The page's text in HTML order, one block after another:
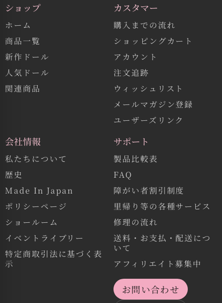
ショップ
ホーム
商品一覧
新作ドール
人気ドール
関連商品
カスタマー
購入までの流れ
ショッピングカート
アカウント
注文追跡
ウィッシュリスト
メールマガジン登録
ユーザーズリンク
会社情報
私たちについて
歴史
Made In Japan
ポリシーページ
ショールーム
イベントライブリー
特定商取引法に基づく表
示
サポート
製品比較表
FAQ
障がい者割引制度
里帰り等の各種サービス
修理の流れ
送料・お支払・配送につ
いて
アフィリエイト募集中
お問い合わせ